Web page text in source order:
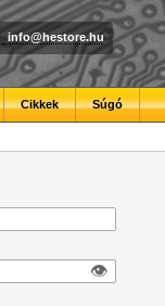
info@hestore.hu
Cikkek Súgó
👁︎